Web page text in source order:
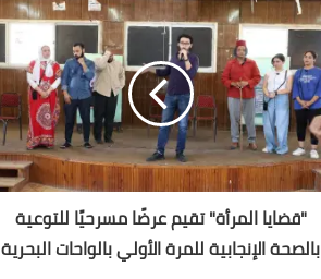
"قضايا المرأة" تقيم عرضًا مسرحيًا للتوعية
بالصحة الإنجابية للمرة الأولي بالواحات البحرية